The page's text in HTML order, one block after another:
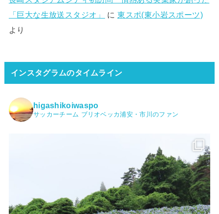
「巨大な生放送スタジオ」
に東スポ(東小岩スポーツ)
より
インスタグラムのタイムライン
higashikoiwaspo
サッカーチーム ブリオベッカ浦安・市川のファン